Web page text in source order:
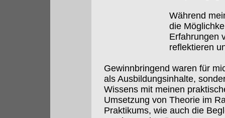
Während
die
Erfahrungen
reflektieren
Gewinnbringend waren für
als Ausbildungsinhalte,
Wissens mit meinen
Umsetzung von Theorie im
Praktikums, wie auch die